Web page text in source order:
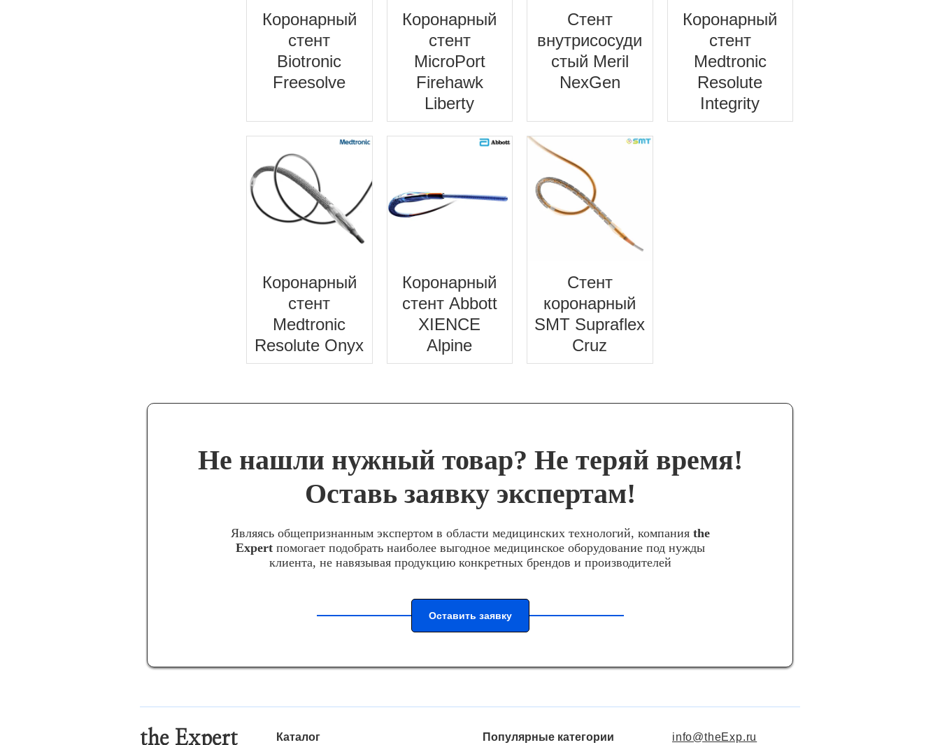
Коронарный
стент
Biotronic
Freesolve
Коронарный
стент
MicroPort
Firehawk
Liberty
Cтент
внутрисосуди
стый Meril
NexGen
Коронарный
стент
Medtronic
Resolute
Integrity
Коронарный
стент
Medtronic
Resolute Onyx
Коронарный
стент Abbott
XIENCE
Alpine
Стент
коронарный
SMT Supraflex
Cruz
Не нашли нужный товар? Не теряй время!
Оставь заявку экспертам!
Являясь общепризнанным экспертом в области медицинских технологий, компания the
Expertпомогает подобрать наиболее выгодное медицинское оборудование под нужды
клиента, не навязывая продукцию конкретных брендов и производителей
Оставить заявку
the Expert Каталог Популярные категории info@theExp.ru